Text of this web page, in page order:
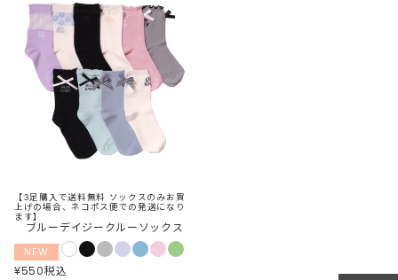
【3足購入で送料無料 ソックスのみお買
上げの場合、ネコポス便での発送になり
ます】
ブルーデイジークルーソックス
NEW
¥550税込